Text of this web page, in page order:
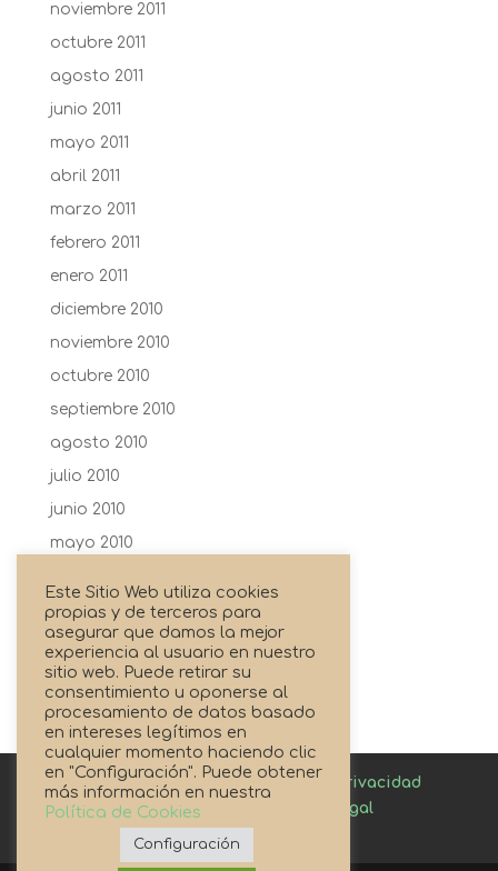
noviembre 2011
octubre 2011
agosto 2011
junio 2011
mayo 2011
abril 2011
marzo 2011
febrero 2011
enero 2011
diciembre 2010
noviembre 2010
octubre 2010
septiembre 2010
agosto 2010
julio 2010
junio 2010
mayo 2010
febrero 2010
enero 2010
agosto 2009
Canal de denuncias
Política de privacidad
Política de cookies
Aviso Legal
Enlaces de Interés
Este Sitio Web utiliza cookies
propias y de terceros para
asegurar que damos la mejor
experiencia al usuario en nuestro
sitio web. Puede retirar su
consentimiento u oponerse al
procesamiento de datos basado
en intereses legítimos en
cualquier momento haciendo clic
en "Configuración". Puede obtener
más información en nuestra
Política de Cookies
Configuración